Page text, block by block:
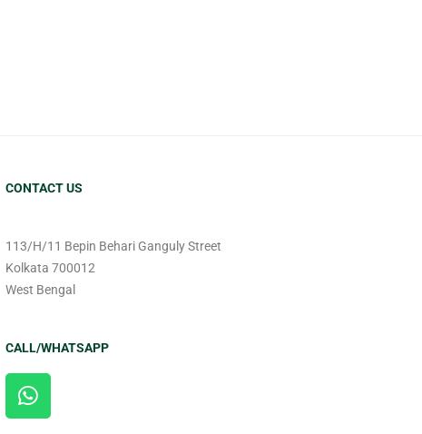
CONTACT US
113/H/11 Bepin Behari Ganguly Street
Kolkata 700012
West Bengal
CALL/WHATSAPP